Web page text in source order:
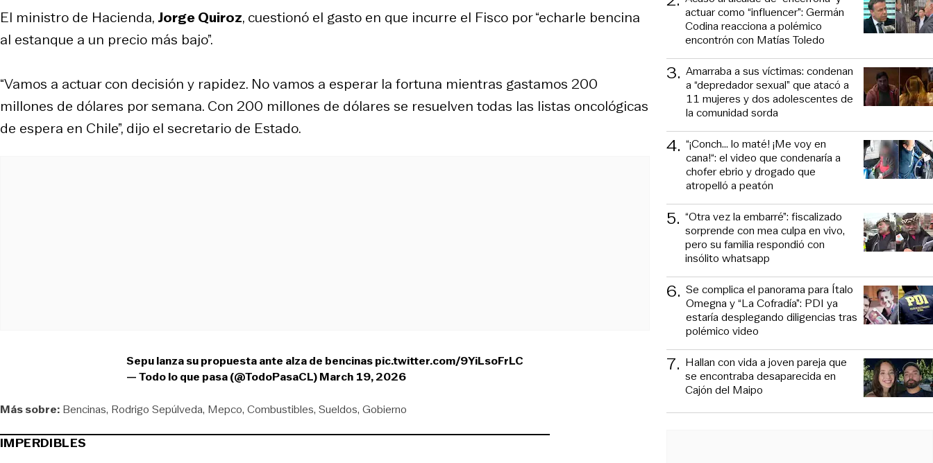
El ministro de Hacienda, Jorge Quiroz, cuestionó el gasto en que incurre el Fisco por “echarle bencina
al estanque a un precio más bajo”.
“Vamos a actuar con decisión y rapidez. No vamos a esperar la fortuna mientras gastamos 200
millones de dólares por semana. Con 200 millones de dólares se resuelven todas las listas oncológicas
de espera en Chile”, dijo el secretario de Estado.
Sepu lanza su propuesta ante alza de bencinaspic.twitter.com/9YiLsoFrLC
— Todo lo que pasa (@TodoPasaCL)March 19, 2026
Más sobre: Bencinas Rodrigo Sepúlveda Mepco Combustibles Sueldos Gobierno
IMPERDIBLES
actuar como “influencer”: Germán
Codina reacciona a polémico
encontrón con Matías Toledo
3. Amarraba a sus víctimas: condenan
a “depredador sexual” que atacó a
11 mujeres y dos adolescentes de
la comunidad sorda
4. “¡Conch... lo maté! ¡Me voy en
cana!“: el video que condenaría a
chofer ebrio y drogado que
atropelló a peatón
5. “Otra vez la embarré”: fiscalizado
sorprende con mea culpa en vivo,
pero su familia respondió con
insólito whatsapp
6. Se complica el panorama para Ítalo
Omegna y “La Cofradía”: PDI ya
estaría desplegando diligencias tras
polémico video
7. Hallan con vida a joven pareja que
se encontraba desaparecida en
Cajón del Maipo